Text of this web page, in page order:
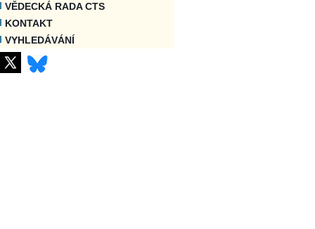
VĚDECKÁ RADA CTS
KONTAKT
VYHLEDÁVÁNÍ